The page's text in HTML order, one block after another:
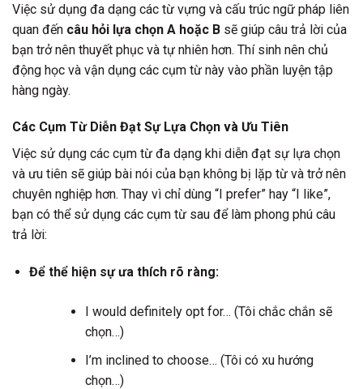
Việc sử dụng đa dạng các từ vựng và cấu trúc ngữ pháp liên
quan đến câu hỏi lựa chọn A hoặc B sẽ giúp câu trả lời của
bạn trở nên thuyết phục và tự nhiên hơn. Thí sinh nên chủ
động học và vận dụng các cụm từ này vào phần luyện tập
hàng ngày.
Các Cụm Từ Diễn Đạt Sự Lựa Chọn và Ưu Tiên
Việc sử dụng các cụm từ đa dạng khi diễn đạt sự lựa chọn
và ưu tiên sẽ giúp bài nói của bạn không bị lặp từ và trở nên
chuyên nghiệp hơn. Thay vì chỉ dùng “I prefer” hay “I like”,
bạn có thể sử dụng các cụm từ sau để làm phong phú câu
trả lời:
Để thể hiện sự ưa thích rõ ràng:
I would definitely opt for… (Tôi chắc chắn sẽ
chọn…)
I’m inclined to choose… (Tôi có xu hướng
chọn…)